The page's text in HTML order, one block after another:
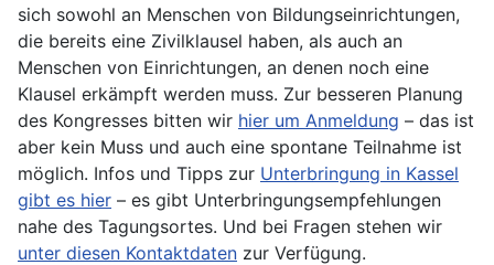
sich sowohl an Menschen von Bildungseinrichtungen,
die bereits eine Zivilklausel haben, als auch an
Menschen von Einrichtungen, an denen noch eine
Klausel erkämpft werden muss. Zur besseren Planung
des Kongresses bitten wir hier um Anmeldung – das ist
aber kein Muss und auch eine spontane Teilnahme ist
möglich. Infos und Tipps zur Unterbringung in Kassel
gibt es hier – es gibt Unterbringungsempfehlungen
nahe des Tagungsortes. Und bei Fragen stehen wir
unter diesen Kontaktdaten zur Verfügung.